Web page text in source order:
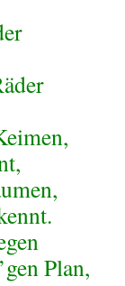
Plan,